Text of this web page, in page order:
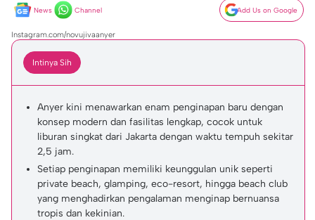
News Channel Add Us on Google
Instagram.com/novujivaanyer
Intinya Sih
Anyer kini menawarkan enam penginapan baru dengan
konsep modern dan fasilitas lengkap, cocok untuk
liburan singkat dari Jakarta dengan waktu tempuh sekitar
2,5 jam.
Setiap penginapan memiliki keunggulan unik seperti
private beach, glamping, eco-resort, hingga beach club
yang menghadirkan pengalaman menginap bernuansa
tropis dan kekinian.